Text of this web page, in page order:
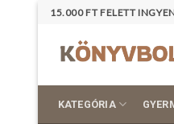
Skip
content
15.000 FT FELETT
KATEGÓRIA